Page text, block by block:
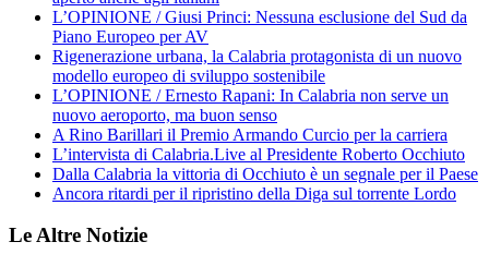
L’OPINIONE / Giusi Princi: Nessuna esclusione del Sud da
Piano Europeo per AV
Rigenerazione urbana, la Calabria protagonista di un nuovo
modello europeo di sviluppo sostenibile
L’OPINIONE / Ernesto Rapani: In Calabria non serve un
nuovo aeroporto, ma buon senso
A Rino Barillari il Premio Armando Curcio per la carriera
L’intervista di Calabria.Live al Presidente Roberto Occhiuto
Dalla Calabria la vittoria di Occhiuto è un segnale per il Paese
Ancora ritardi per il ripristino della Diga sul torrente Lordo
Le Altre Notizie